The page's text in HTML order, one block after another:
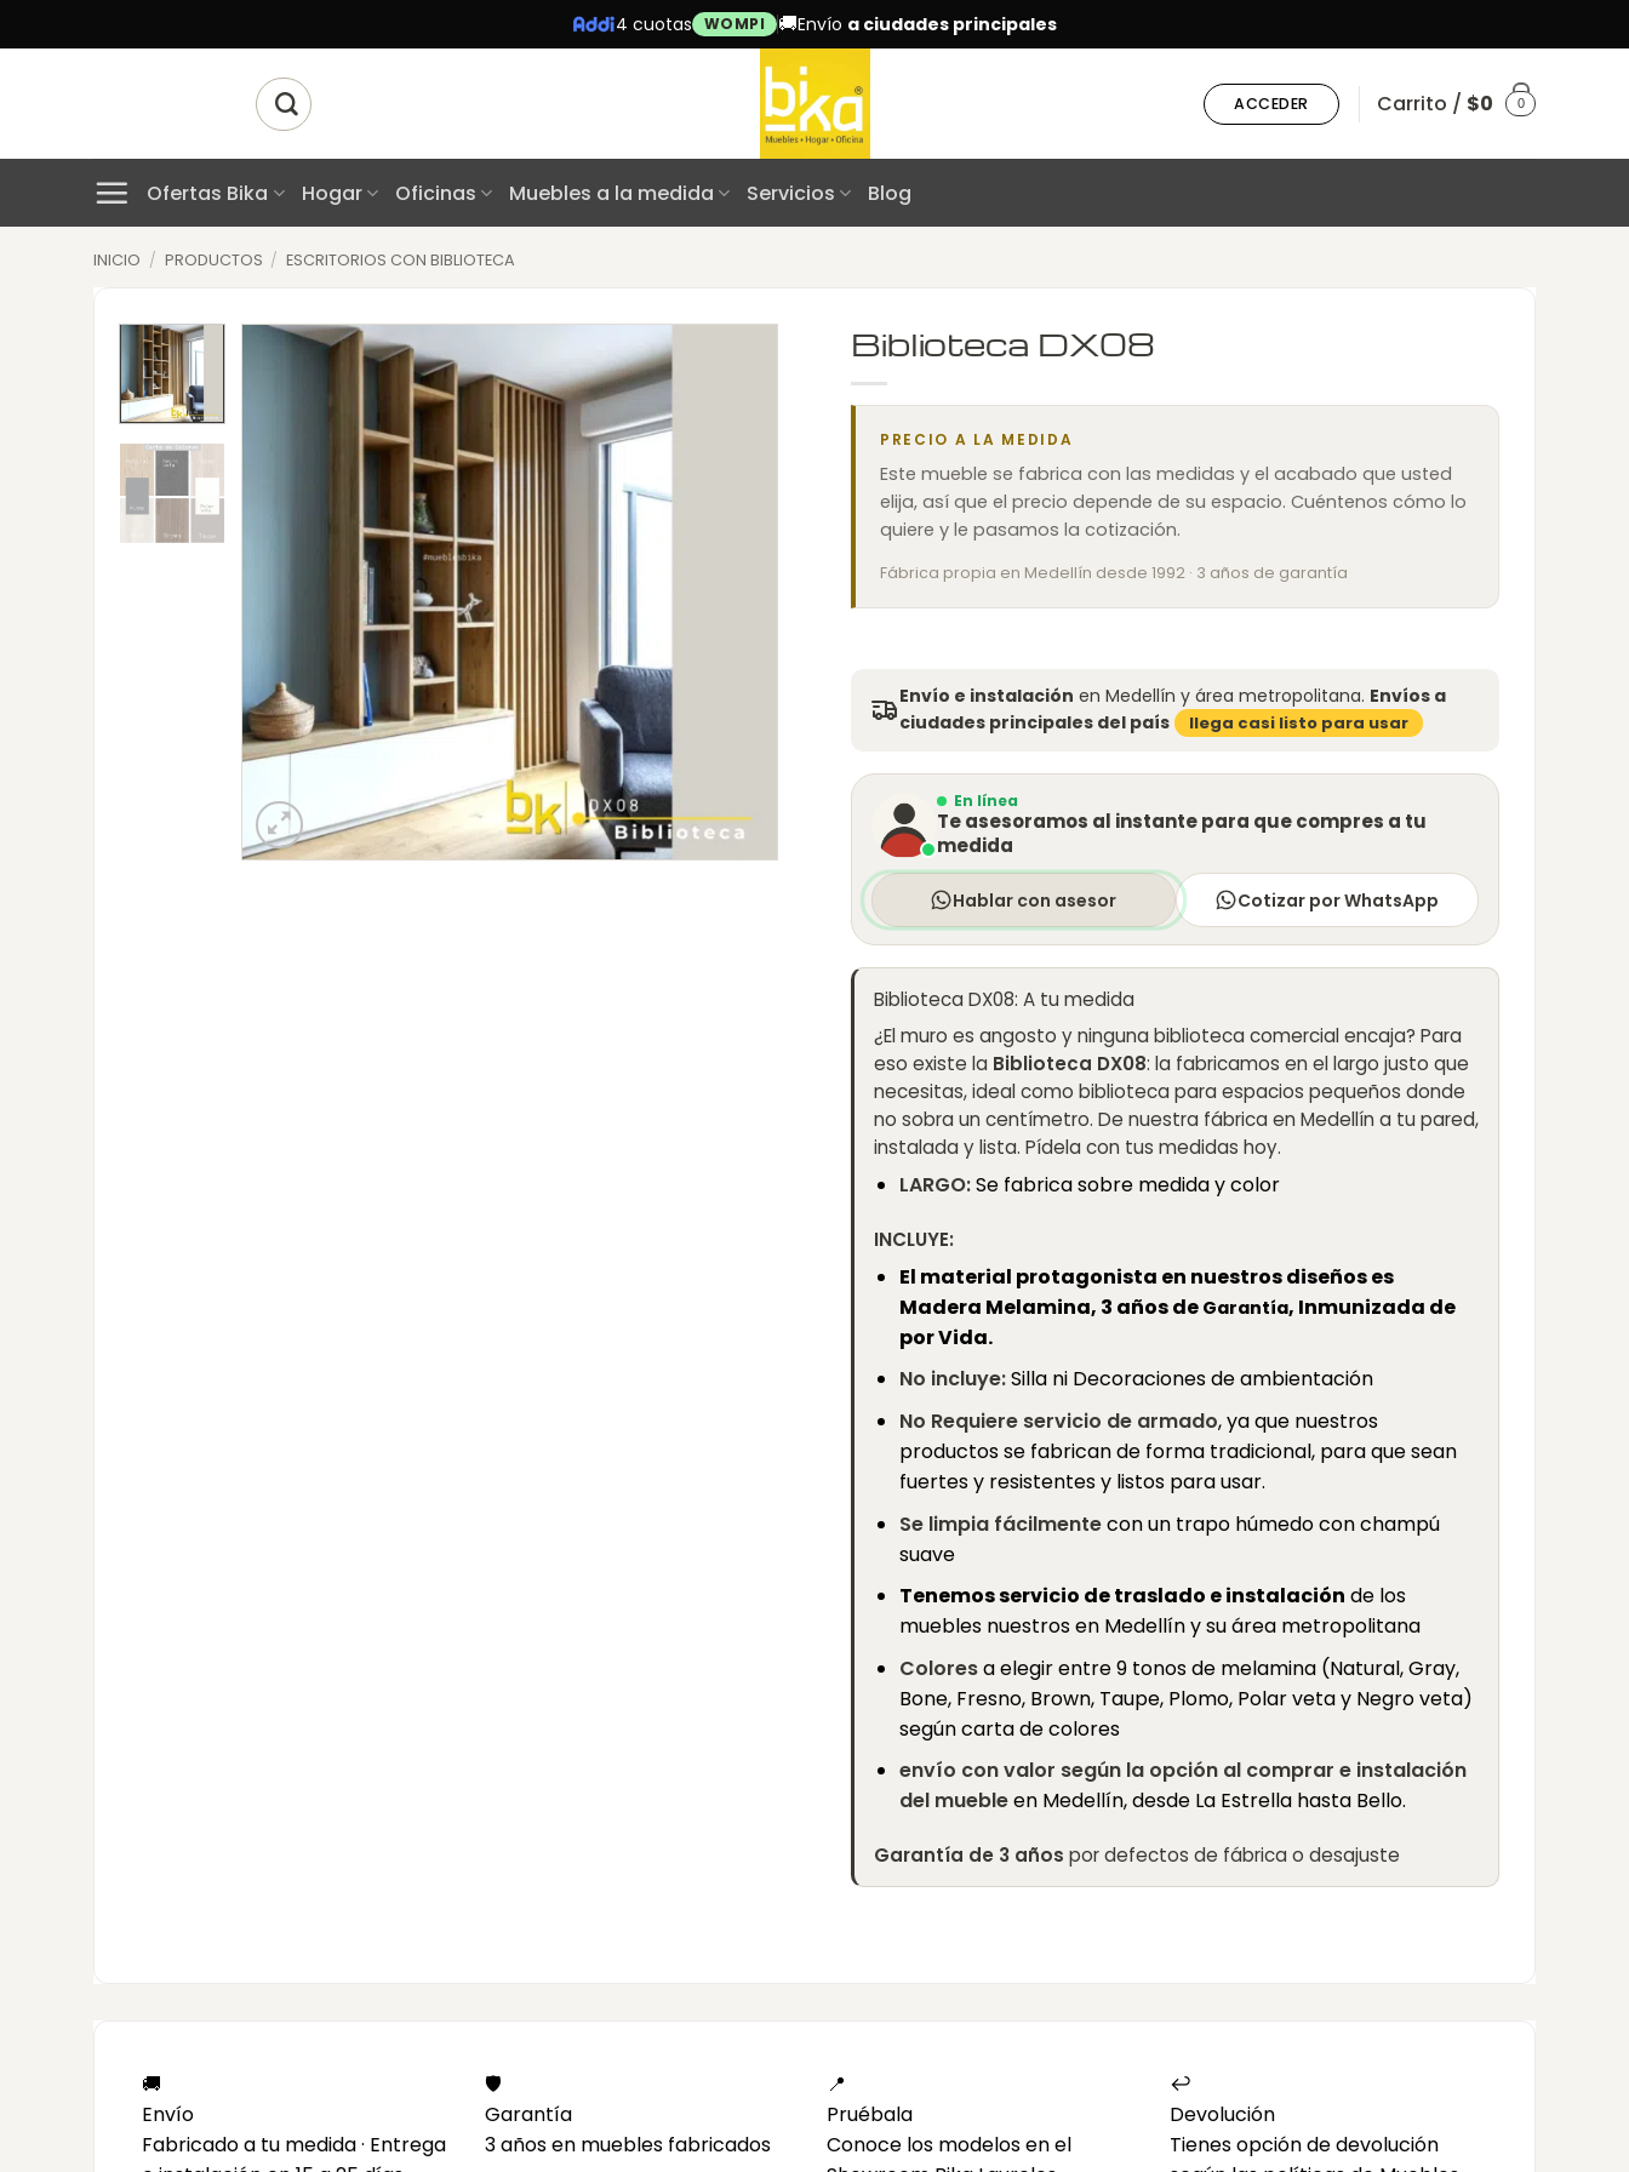
to
4 cuotas WOMPI 🚚Envío a ciudades principales
Buscar
ACCEDER Carrito / $0 0
Ofertas Bika Hogar Oficinas Muebles a la medida Servicios Blog
INICIO / PRODUCTOS / ESCRITORIOS CON BIBLIOTECA
Biblioteca DX08
PRECIO A LA MEDIDA
Este mueble se fabrica con las medidas y el acabado que usted
elija, así que el precio depende de su espacio. Cuéntenos cómo lo
quiere y le pasamos la cotización.
Fábrica propia en Medellín desde 1992 · 3 años de garantía
Envío e instalación en Medellín y área metropolitana. Envíos a
ciudades principales del país
llega casi listo para usar
En línea
Te asesoramos al instante para que compres a tu
medida
Hablar con asesor Cotizar por WhatsApp
Biblioteca DX08: A tu medida
¿El muro es angosto y ninguna biblioteca comercial encaja? Para
eso existe la Biblioteca DX08: la fabricamos en el largo justo que
necesitas, ideal como biblioteca para espacios pequeños donde
no sobra un centímetro. De nuestra fábrica en Medellín a tu pared,
instalada y lista. Pídela con tus medidas hoy.
LARGO:Se fabrica sobre medida y color
INCLUYE:
El material protagonista en nuestros diseños es
Madera Melamina, 3 años de Garantía, Inmunizada de
por Vida.
No incluye:Silla ni Decoraciones de ambientación
No Requiere servicio de armado, ya que nuestros
productos se fabrican de forma tradicional, para que sean
fuertes y resistentes y listos para usar.
Se limpia fácilmentecon un trapo húmedo con champú
suave
Tenemos servicio de traslado e instalación de los
muebles nuestros en Medellín y su área metropolitana
Coloresa elegir entre 9 tonos de melamina (Natural, Gray,
Bone, Fresno, Brown, Taupe, Plomo, Polar veta y Negro veta)
según carta de colores
envío con valor según la opción al comprar e instalación
del muebleen Medellín, desde La Estrella hasta Bello.
Garantía de 3 años por defectos de fábrica o desajuste
🚚
Envío
Fabricado a tu medida · Entrega
🛡️
Garantía
3 años en muebles fabricados
📍
Pruébala
Conoce los modelos en el
↩️
Devolución
Tienes opción de devolución